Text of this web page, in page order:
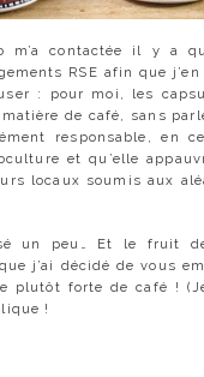
m’a contactée il y a
RSE afin que
: pour moi, les
de café, sans
responsable, en
et qu’elle
locaux soumis aux
un peu… Et le fruit de
j’ai décidé de vous
plutôt forte de café !
!